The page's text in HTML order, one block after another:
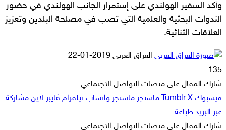
وأكد السفير الهولندي على إستمرار الجانب الهولندي في حضور
الندوات البحثية والعلمية التي تصب في مصلحة البلدين وتعزيز
العلاقات الثنائية.
العراق العربي أرسل
إلكترونيا
2019-01-22
135
شارك المقال على منصات التواصل الاجتماعي
فيسبوك ‫X ماسنجر ماسنجر واتساب تيلقرام ڤايبر لاين مشاركة
عبر البريد طباعة
شارك المقال على منصات التواصل الاجتماعي